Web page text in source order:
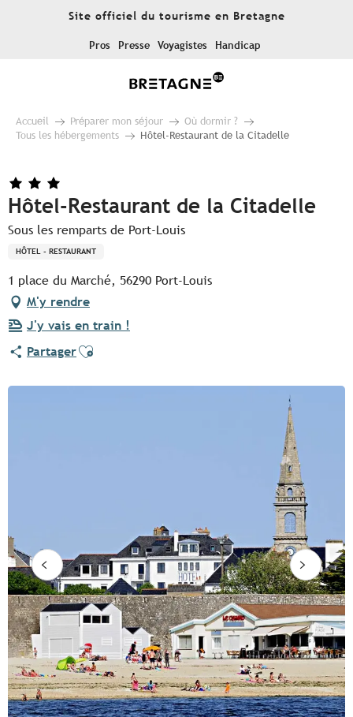
Site officiel du tourisme en Bretagne
Pros Presse Voyagistes Handicap
Accueil Préparer mon séjour
Où dormir ?
Tous les hébergements
Hôtel-Restaurant de la Citadelle
Hôtel-Restaurant de la Citadelle
Sous les remparts de Port-Louis
HÔTEL - RESTAURANT
1 place du Marché, 56290 Port-Louis
M'y rendre
J'y vais en train !
PartagerAjouter aux favoris